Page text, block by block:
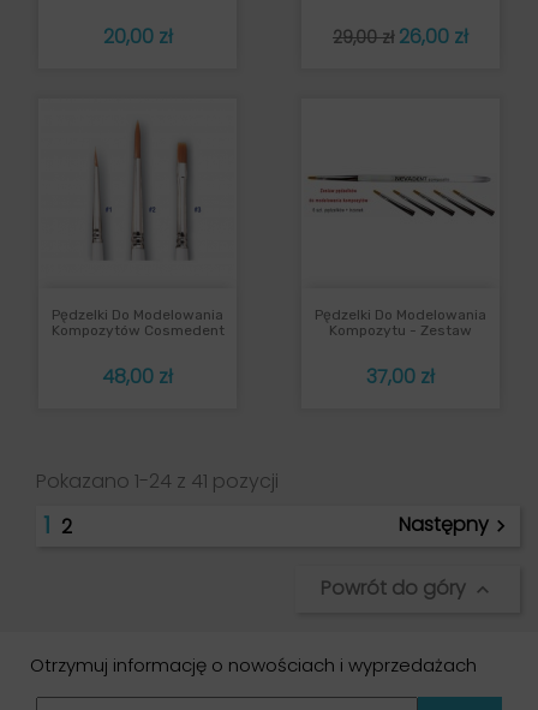
Cena
20,00 zł
Cena
29,00 zł Cena
26,00 zł
Pędzelki Do Modelowania
Kompozytów Cosmedent
Cena
48,00 zł
Pędzelki Do Modelowania
Kompozytu - Zestaw
Cena
37,00 zł
Pokazano 1-24 z 41 pozycji
1 2 Następny 
Powrót do góry 
Otrzymuj informację o nowościach i wyprzedażach